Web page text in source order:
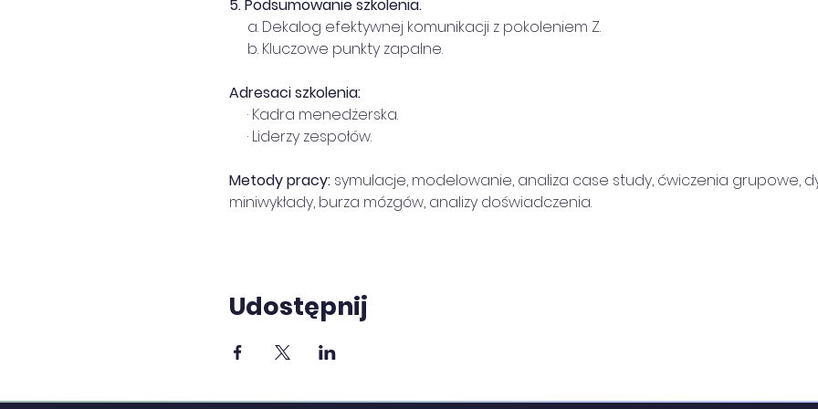
5.Podsumowanie szkolenia.
a. Dekalog efektywnej komunikacji z pokoleniem Z.
b. Kluczowe punkty zapalne.
Adresaci szkolenia:
· Kadra menedżerska.
· Liderzy zespołów.
Metody pracy: symulacje, modelowanie, analiza case study, ćwiczenia grupowe,
miniwykłady, burza mózgów, analizy doświadczenia.
Udostępnij